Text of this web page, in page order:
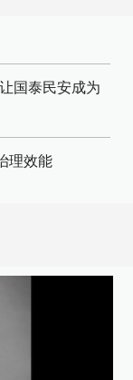
国泰民安成为
理效能